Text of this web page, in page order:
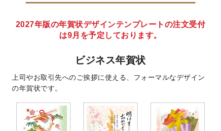
2027年版の年賀状デザインテンプレートの注文受付
は9月を予定しております。
ビジネス年賀状
上司やお取引先へのご挨拶に使える、フォーマルなデザイン
の年賀状です。